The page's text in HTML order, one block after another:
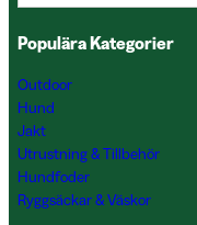
Populära Kategorier
Outdoor
Hund
Jakt
Utrustning & Tillbehör
Hundfoder
Ryggsäckar & Väskor